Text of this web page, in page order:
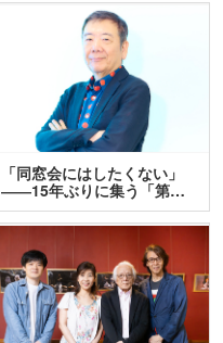
「同窓会にはしたくない」
――15年ぶりに集う「第…